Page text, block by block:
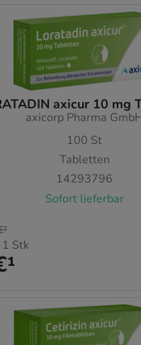
axicur 10 mg
axicorp Pharma
100 St
Tabletten
14293796
Sofort lieferbar
¹
²
Stk